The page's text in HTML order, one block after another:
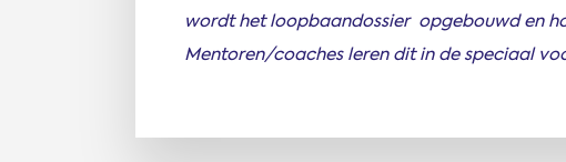
wordt het loopbaandossier opgebouwd en
Mentoren/coaches leren dit in de speciaal